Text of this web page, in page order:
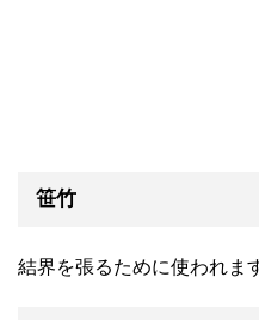
笹竹
結界を張るために使われま